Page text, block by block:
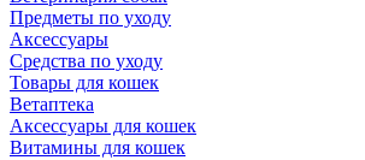
Предметы по уходу
Аксессуары
Средства по уходу
Товары для кошек
Ветаптека
Аксессуары для кошек
Витамины для кошек